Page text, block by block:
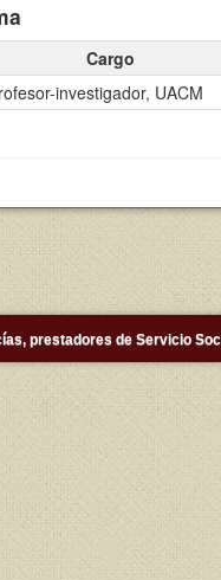
Cargo
investigador, UACM
prestadores de Servicio